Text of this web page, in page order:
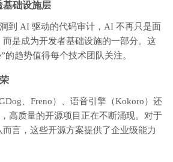
基础设施层
到 AI 驱动的代码审计，AI 不再只是面
是成为开发者基础设施的一部分。这
的趋势值得每个技术团队关注。
、Freno）、语音引擎（Kokoro）还
高质量的开源项目正在不断涌现。对于
言，这些开源方案提供了企业级能力